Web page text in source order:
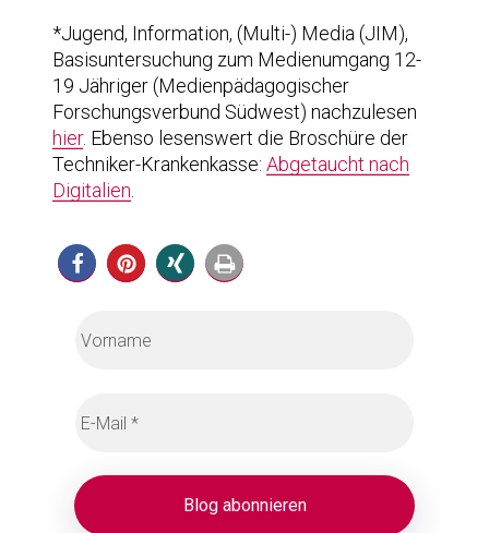
*Jugend, Information, (Multi-) Media (JIM),
Basisuntersuchung zum Medienumgang 12-
19 Jähriger (Medienpädagogischer
Forschungsverbund Südwest) nachzulesen
hier. Ebenso lesenswert die Broschüre der
Techniker-Krankenkasse: Abgetaucht nach
Digitalien